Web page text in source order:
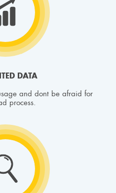
DATA
and dont be afraid for
process.